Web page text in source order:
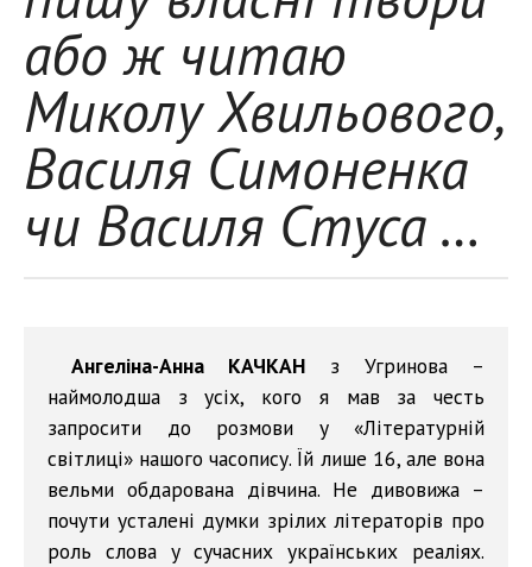
або ж читаю
Миколу Хвильового,
Василя Симоненка
чи Василя Стуса …
Ангеліна-Анна КАЧКАН з Угринова –
наймолодша з усіх, кого я мав за честь
запросити до розмови у «Літературній
світлиці» нашого часопису. Їй лише 16, але вона
вельми обдарована дівчина. Не дивовижа –
почути усталені думки зрілих літераторів про
роль слова у сучасних українських реаліях.